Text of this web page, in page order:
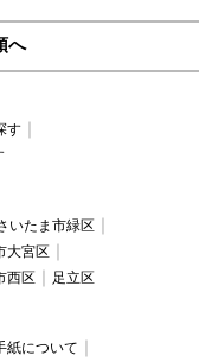
へ
す
いたま市緑区
大宮区
西区 足立区
紙について